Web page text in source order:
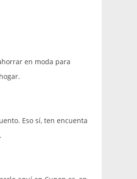
en moda para
Eso sí, ten encuenta